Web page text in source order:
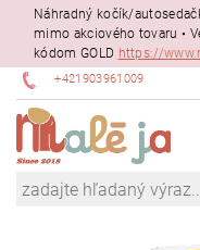
Náhradný kočík/
mimo akciového tovaru •
kódom GOLD https://
+421903961009